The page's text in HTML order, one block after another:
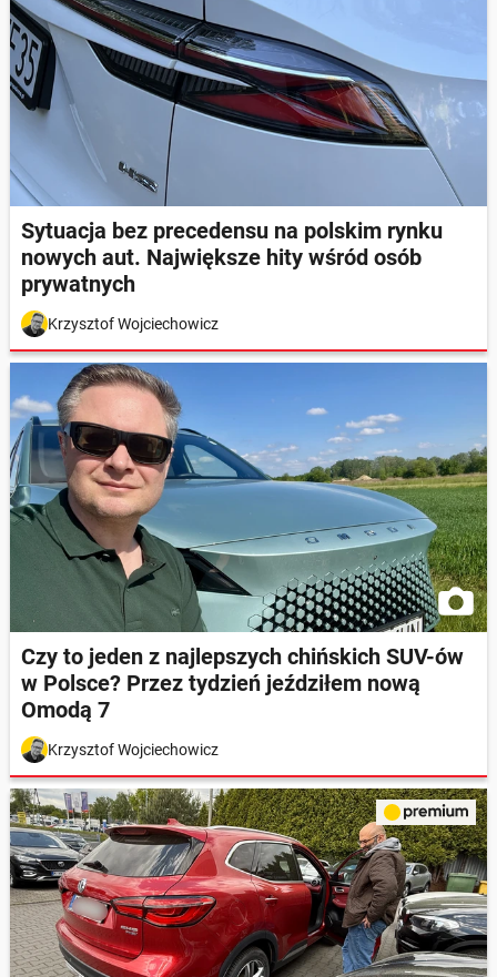
Sytuacja bez precedensu na polskim rynku
nowych aut. Największe hity wśród osób
prywatnych
Krzysztof Wojciechowicz
Czy to jeden z najlepszych chińskich SUV-ów
w Polsce? Przez tydzień jeździłem nową
Omodą 7
Krzysztof Wojciechowicz